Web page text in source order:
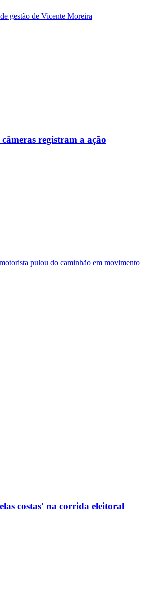
gestão de Vicente Moreira
registram a ação
pulou do caminhão em movimento
costas' na corrida eleitoral